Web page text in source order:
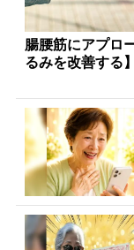
腸腰筋にアプロ
るみを改善する